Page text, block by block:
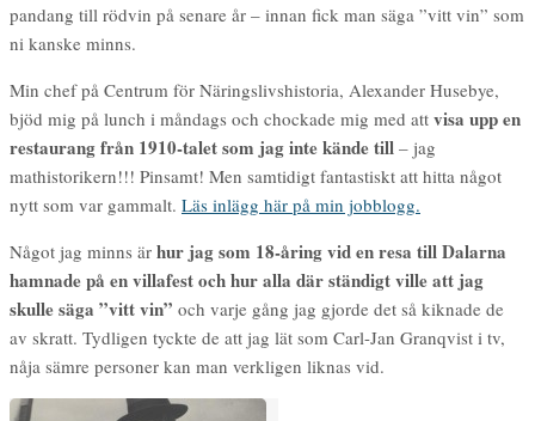
pandang till rödvin på senare år – innan fick man säga ”vitt vin” som
ni kanske minns.
Min chef på Centrum för Näringslivshistoria, Alexander Husebye,
bjöd mig på lunch i måndags och chockade mig med att visa upp en
restaurang från 1910-talet som jag inte kände till – jag
mathistorikern!!! Pinsamt! Men samtidigt fantastiskt att hitta något
nytt som var gammalt. Läs inlägg här på min jobblogg.
Något jag minns är hur jag som 18-åring vid en resa till Dalarna
hamnade på en villafest och hur alla där ständigt ville att jag
skulle säga ”vitt vin” och varje gång jag gjorde det så kiknade de
av skratt. Tydligen tyckte de att jag lät som Carl-Jan Granqvist i tv,
nåja sämre personer kan man verkligen liknas vid.